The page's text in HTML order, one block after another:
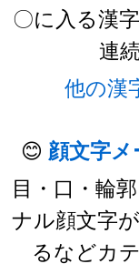
〇に入る漢
連
他の漢
😊 顔文字
目・口・輪
ナル顔文字
るなどカ